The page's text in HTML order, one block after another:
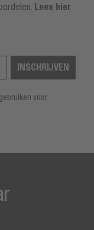
Lees hier
INSCHRIJVEN
voor